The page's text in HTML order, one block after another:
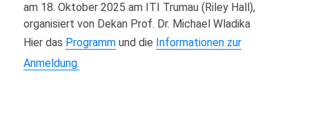
am 18. Oktober 2025 am ITI Trumau (Riley Hall),
organisiert von Dekan Prof. Dr. Michael Wladika
Hier das Programm und die Informationen zur
Anmeldung.